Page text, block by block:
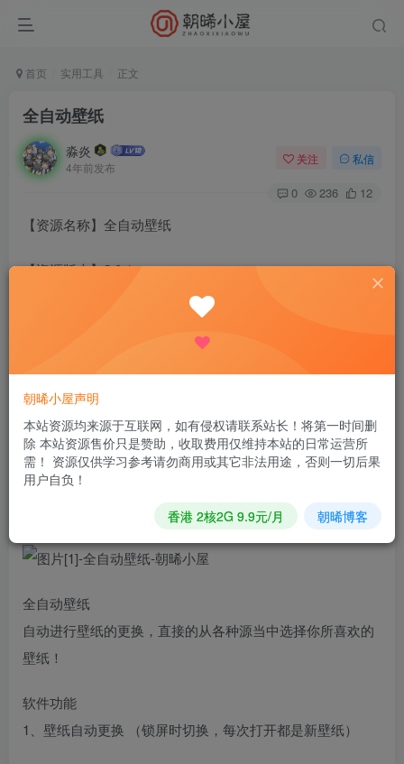
首页 实用工具 正文
全自动壁纸
淼炎
4年前发布
关注 私信
0 236 12
【资源名称】全自动壁纸
【资源版本】2.0.1
【资源介绍】全自动壁纸是一款自动进行壁纸更换的软件，
这款软件能够全自动的更换壁纸，让你的壁纸变得更加的好
看，满足你对于壁纸上面的需求，如果你对于壁纸有着别样
的需求的话，那么这款全自动壁纸绝对能够符合你自身的需
求，需要的话就快来下载这款全自动壁纸！
全自动壁纸
自动进行壁纸的更换，直接的从各种源当中选择你所喜欢的
壁纸！
软件功能
1、壁纸自动更换 （锁屏时切换，每次打开都是新壁纸）
朝晞小屋声明
本站资源均来源于互联网，如有侵权请联系站长！将第一时间删
除 本站资源售价只是赞助，收取费用仅维持本站的日常运营所
需！ 资源仅供学习参考请勿商用或其它非法用途，否则一切后果
用户自负！
香港 2核2G 9.9元/月 朝晞博客